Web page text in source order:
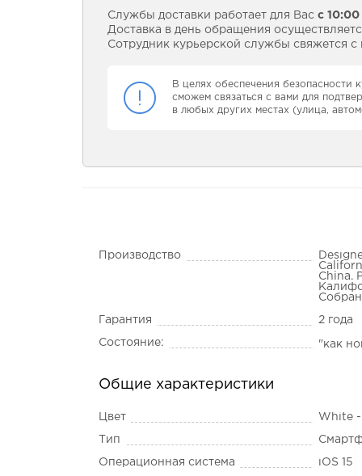
Службы доставки работает для Вас с
Доставка в день обращения
Сотрудник курьерской службы свяжется с
В целях обеспечения безопасности
сможем связаться с вами для
в любых других местах (улица,
Производство
China.
Гарантия 2 года
Состояние: "как
Общие характеристики
Цвет White
Тип
Операционная система iOS 15